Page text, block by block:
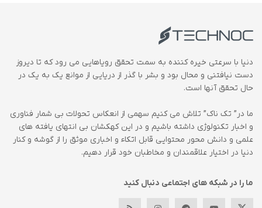
دنیا با سرعتی خیره کننده به سمت تحقق رویاهایی می رود که تا دیروز
دست نیافتنی و محال بود و بشر با گذر از دریایی از موانع یک به یک در
حال تحقق آنها است.
ما در” تک ناک” تلاش می کنیم سهمی از انعکاس تحولات بی شمار فناوری
و اخبار تکنولوژی داشته باشیم و در این کهکشان بی انتهای یافته های
علمی و دانش محور محتوایی قابل اتکاء و اخباری موثق را از گوشه و کنار
دنیا در اختیار علاقمندان و مخاطبان خود قرار دهیم.
ما را در شبکه های اجتماعی دنبال کنید